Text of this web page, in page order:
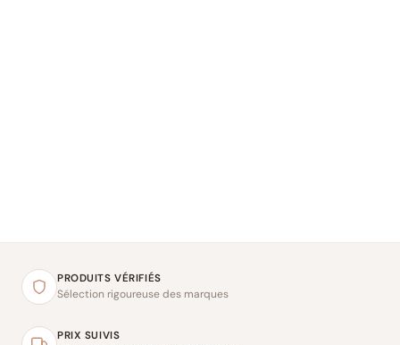
PRODUITS VÉRIFIÉS
Sélection rigoureuse des marques
PRIX SUIVIS